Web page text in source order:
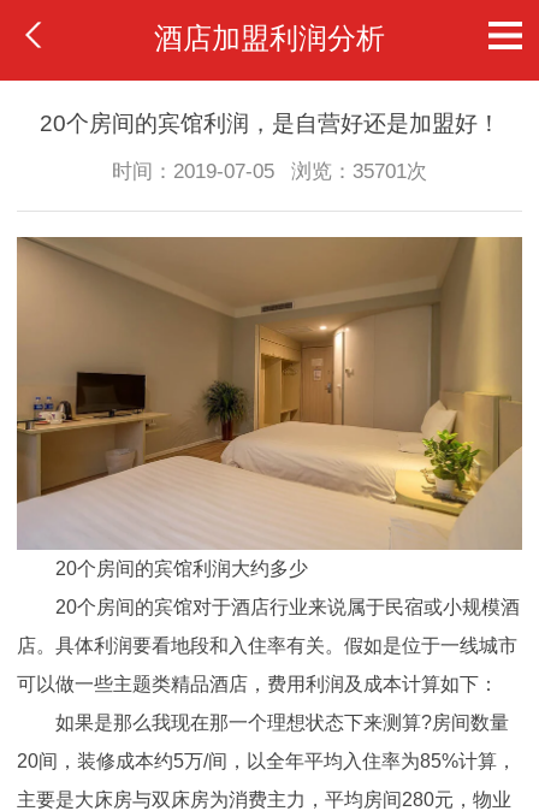
酒店加盟利润分析
20个房间的宾馆利润，是自营好还是加盟好！
时间：2019-07-05 浏览：35701次
20个房间的宾馆利润大约多少
20个房间的宾馆对于酒店行业来说属于民宿或小规模酒
店。具体利润要看地段和入住率有关。假如是位于一线城市
可以做一些主题类精品酒店，费用利润及成本计算如下：
如果是那么我现在那一个理想状态下来测算?房间数量
20间，装修成本约5万/间，以全年平均入住率为85%计算，
主要是大床房与双床房为消费主力，平均房间280元，物业